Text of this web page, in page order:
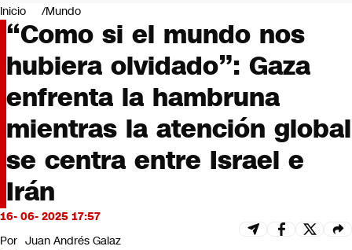
Negocios
Deportes
Programas completos
Cultura
Servicios
Bits
CNN tiempo
Opinión
Inicio Mundo
“Como si el mundo nos
hubiera olvidado”: Gaza
enfrenta la hambruna
mientras la atención global
se centra entre Israel e
Irán
16- 06- 2025 17:57
Por Juan Andrés Galaz